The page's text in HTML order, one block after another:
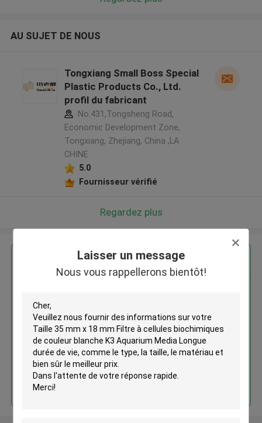
Laisser un message
Nous vous rappellerons bientôt!
AU SUJET DE NOUS
Tongxiang Small Boss Special
Plastic Products Co., Ltd.
profil du fabricant
No.431,Tongsheng Road,
Economic Development Zone,
Tongxiang, Zhejiang, China ,LA
CHINE
5.0
Fournisseur vérifié
Regardez plus
blanche K3 Aquarium Media
Longue durée de vie
Continuer